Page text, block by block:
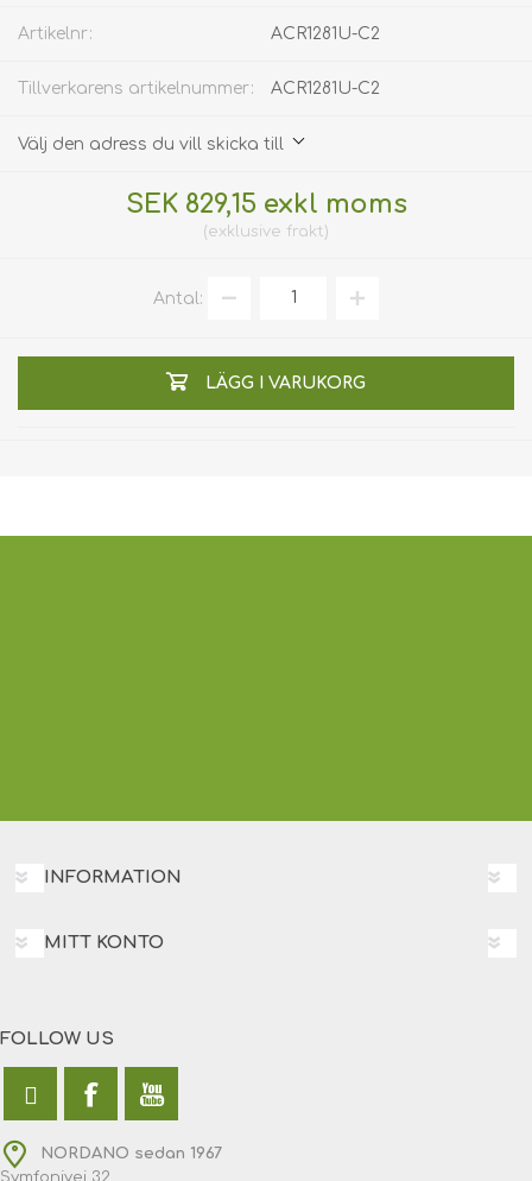
Artikelnr: ACR1281U-C2
Tillverkarens artikelnummer: ACR1281U-C2
Välj den adress du vill skicka till
SEK 829,15 exkl moms
exklusive frakt
Antal:
LÄGG I VARUKORG
INFORMATION
MITT KONTO
FOLLOW US
NORDANO sedan 1967
Symfonivej 32